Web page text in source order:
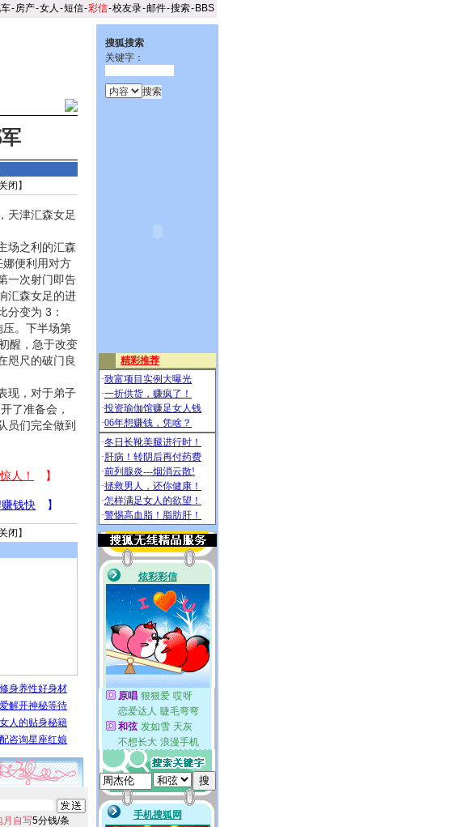
-房产-女人 -短信-彩信-校友录-邮件-搜索- BBS
关闭 】
天津汇森女足
场之利的汇森
便利用对方
一次射门即告
汇森女足的进
分变为 3：
。下半场第
醒，急于改变
咫尺的破门良
现，对于弟子
了准备会，
员们完全做到
关闭 】
月自写5分钱/条
搜狐搜索
关键字：